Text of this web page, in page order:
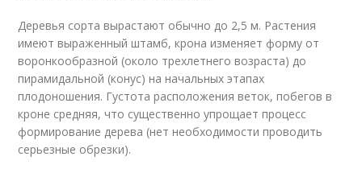
Деревья сорта вырастают обычно до 2,5 м. Растения
имеют выраженный штамб, крона изменяет форму от
воронкообразной (около трехлетнего возраста) до
пирамидальной (конус) на начальных этапах
плодоношения. Густота расположения веток, побегов в
кроне средняя, что существенно упрощает процесс
формирование дерева (нет необходимости проводить
серьезные обрезки).